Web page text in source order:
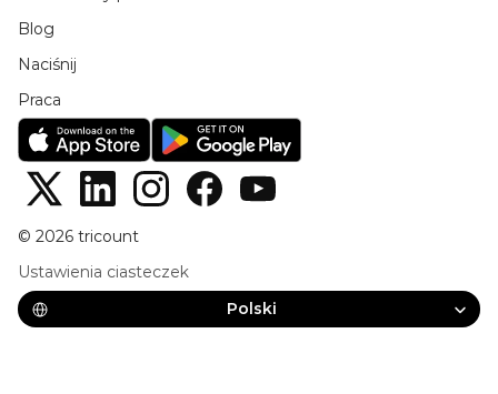
Blog
Naciśnij
Praca
© 2026 tricount
Ustawienia ciasteczek
Select Language
Polski